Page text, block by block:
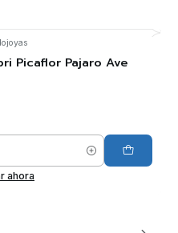
Picaflor Pajaro Ave
ahora